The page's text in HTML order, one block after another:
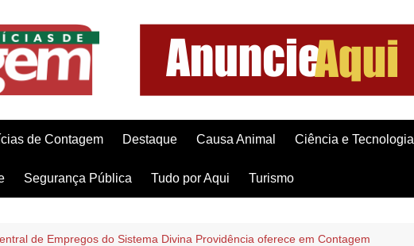
de Contagem Destaque Causa Animal Ciência e Tecnologia
Segurança Pública Tudo por Aqui Turismo
de Empregos do Sistema Divina Providência oferece em Contagem